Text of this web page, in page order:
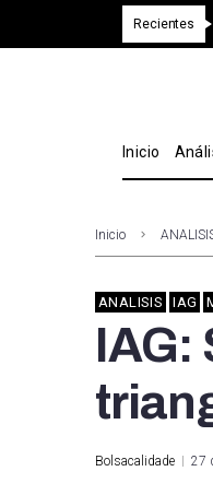
Recientes
Inicio
Inicio
ANALISIS IAG
IAG:
Bolsacalidade 27